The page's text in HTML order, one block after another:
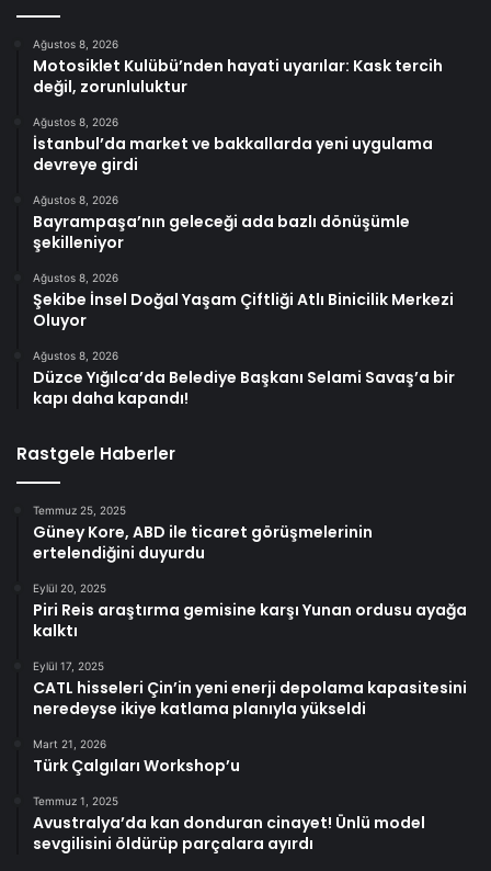
Ağustos 8, 2026
Motosiklet Kulübü’nden hayati uyarılar: Kask tercih
değil, zorunluluktur
Ağustos 8, 2026
İstanbul’da market ve bakkallarda yeni uygulama
devreye girdi
Ağustos 8, 2026
Bayrampaşa’nın geleceği ada bazlı dönüşümle
şekilleniyor
Ağustos 8, 2026
Şekibe İnsel Doğal Yaşam Çiftliği Atlı Binicilik Merkezi
Oluyor
Ağustos 8, 2026
Düzce Yığılca’da Belediye Başkanı Selami Savaş’a bir
kapı daha kapandı!
Rastgele Haberler
Temmuz 25, 2025
Güney Kore, ABD ile ticaret görüşmelerinin
ertelendiğini duyurdu
Eylül 20, 2025
Piri Reis araştırma gemisine karşı Yunan ordusu ayağa
kalktı
Eylül 17, 2025
CATL hisseleri Çin’in yeni enerji depolama kapasitesini
neredeyse ikiye katlama planıyla yükseldi
Mart 21, 2026
Türk Çalgıları Workshop’u
Temmuz 1, 2025
Avustralya’da kan donduran cinayet! Ünlü model
sevgilisini öldürüp parçalara ayırdı